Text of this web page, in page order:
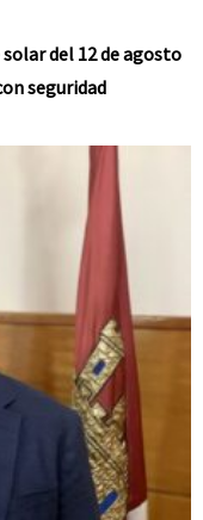
del 12 de agosto
seguridad